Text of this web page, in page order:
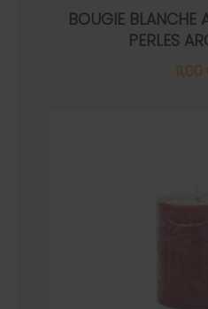
BOUGIE BLANCHE
PERLES